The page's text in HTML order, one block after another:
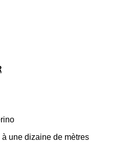
une dizaine de mètres